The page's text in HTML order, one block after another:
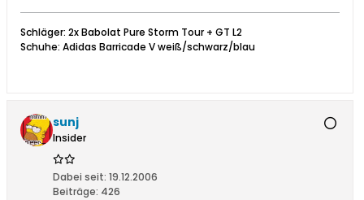
Schläger: 2x Babolat Pure Storm Tour + GT L2
Schuhe: Adidas Barricade V weiß/schwarz/blau
sunj
Insider
Dabei seit: 19.12.2006
Beiträge: 426